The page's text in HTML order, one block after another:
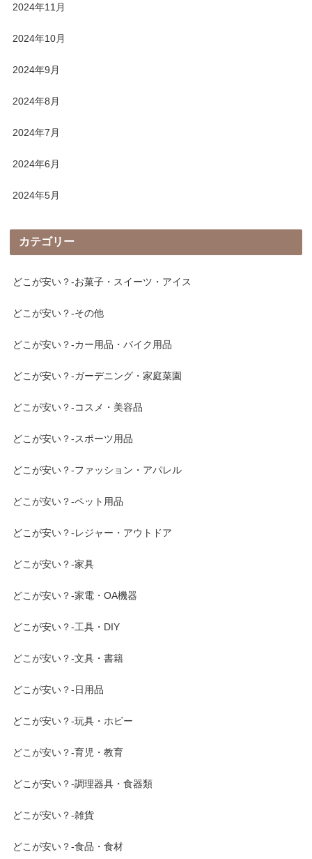
2024年11月
2024年10月
2024年9月
2024年8月
2024年7月
2024年6月
2024年5月
カテゴリー
どこが安い？-お菓子・スイーツ・アイス
どこが安い？-その他
どこが安い？-カー用品・バイク用品
どこが安い？-ガーデニング・家庭菜園
どこが安い？-コスメ・美容品
どこが安い？-スポーツ用品
どこが安い？-ファッション・アパレル
どこが安い？-ペット用品
どこが安い？-レジャー・アウトドア
どこが安い？-家具
どこが安い？-家電・OA機器
どこが安い？-工具・DIY
どこが安い？-文具・書籍
どこが安い？-日用品
どこが安い？-玩具・ホビー
どこが安い？-育児・教育
どこが安い？-調理器具・食器類
どこが安い？-雑貨
どこが安い？-食品・食材